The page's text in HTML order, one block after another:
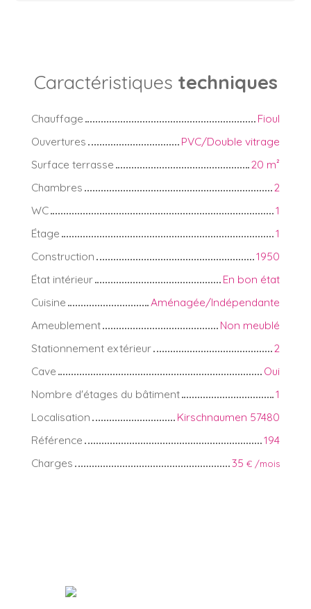
Caractéristiques techniques
Chauffage
Fioul
Ouvertures
PVC/Double vitrage
Surface terrasse
20 m²
Chambres
2
WC
1
Étage
1
Construction
1950
État intérieur
En bon état
Cuisine
Aménagée/Indépendante
Ameublement
Non meublé
Stationnement extérieur
2
Cave
Oui
Nombre d'étages du bâtiment
1
Localisation
Kirschnaumen 57480
Référence
194
Charges
35 € /mois